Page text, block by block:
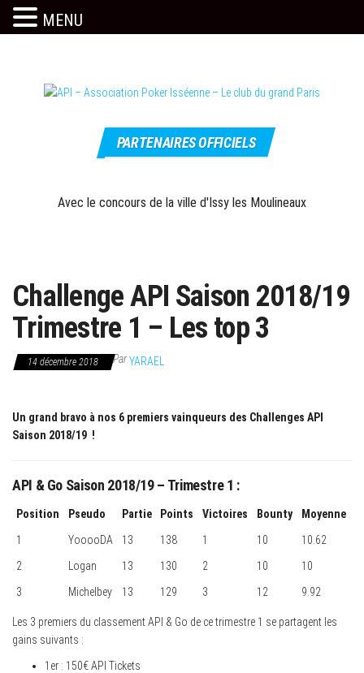
API –
Association
Isséenne –
officiel
PARTENAIRES OFFICIELS
Avec le concours de la ville d'Issy les Moulineaux
Challenge API Saison 2018/19
Trimestre 1 – Les top 3
14 décembre 2018 ParYARAEL
Un grand bravo à nos 6 premiers vainqueurs des Challenges API
Saison 2018/19 !
API & Go Saison 2018/19 – Trimestre 1 :
Position Pseudo Partie Points Victoires Bounty
Moyenne
1
YooooDA 13 138 1 10
10.62
2
Logan 13 130 2 10
10
3
Michelbey 13 129 3 12 9.92
Les 3 premiers du classement API & Go de ce trimestre 1 se partagent les
gains suivants :
1er : 150€ API Tickets
MENU